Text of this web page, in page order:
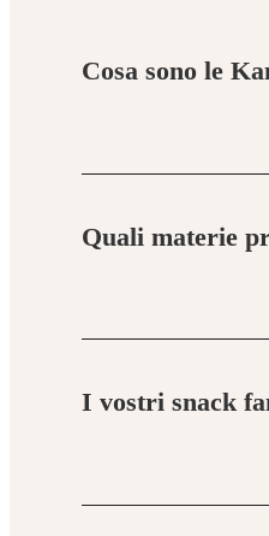
Cosa sono le
Quali materie
I vostri snack